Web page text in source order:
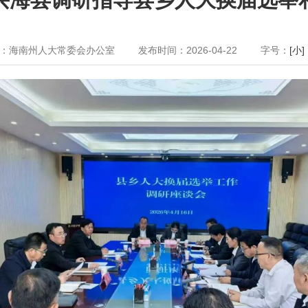
海南州人大常委会办公室 发布时间：2026-04-22 字号： [小]